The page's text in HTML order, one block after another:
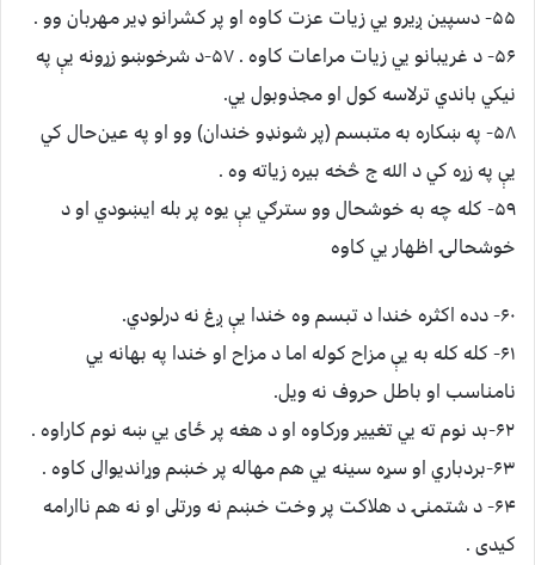
۵۵- دسپين ږيرو يي زيات عزت کاوه او پر کشرانو ډير ﻣﻬﺮﺑﺎﻥ وو .
۵۶- د ﻏﺮﻳﺒﺎنو يي زيات ﻣﺮﺍﻋﺎﺕ کاوه . ۵۷-د شرخوښو زړونه يې په
ﻧﻴﮑﻲ باندي ترلاسه کول او ﻣﺠﺬﻭبول يي.
۵۸- په ښکاره به ﻣﺘﺒﺴﻢ (پر شونډو خندان) وو او په ﻋﻴﻦﺣﺎﻝ کي
يې په زړه کي د الله ج څخه بيره ﺯﻳﺎته وه .
۵۹- کله چه به خوشحال وو سترګي يې يوه پر بله ايښودي او د
خوشحالۍ ﺍﻇﻬﺎﺭ يي کاوه
۶۰- دده ﺍﮐﺜﺮه ﺧﻨﺪا د ﺗﺒﺴﻢ ﻭه خندا يې ږغ نه درلودي.
۶۱- کله کله به يې ﻣﺰﺍﺡ کوله اما د مزاح او خندا په ﺑﻬﺎﻧﻪ يي
نامناسب اﻭ ﺑﺎﻃﻞ حروف نه ويل.
۶۲-ﺑﺪ نوم ته يي ﺗﻐﻴﻴﺮ ورکاوه او د هغه پر ځاى يي ښه نوم کاراوه .
۶۳-ﺑﺮﺩﺑﺎﺭﻱ او سړه سينه يي هم مهاله پر خښم وړانديوالى کاوه .
۶۴- د شتمنۍ د هلاکت پر وخت خښم نه ورتلى او نه هم ناارامه
کيدى .